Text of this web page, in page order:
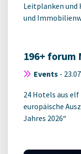
Leitplanken und
und
196+ forum
Events -
24 Hotels aus
europäische
Jahres 2026“